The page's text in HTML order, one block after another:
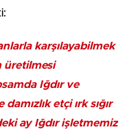
karşılayabilmek
üretilmesi
Iğdır ve
etçi ırk sığır
ay Iğdır işletmemiz